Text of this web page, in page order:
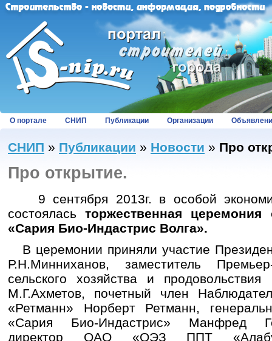
О портале СНИП Публикации Организации
СНИП » Публикации » Новости » Про
Про открытие.
9 сентября 2013г. в особой
состоялась торжественная
«Сария Био-Индастрис Волга».
В церемонии приняли участие
Р.Н.Минниханов, заместитель
сельского хозяйства и
М.Г.Ахметов, почетный член
«Ретманн» Норберт Ретманн,
«Сария Био-Индастрис» Манфред
директор ОАО «ОЭЗ ППТ